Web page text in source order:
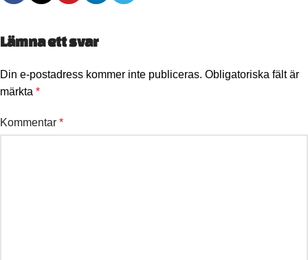
Lämna ett svar
Din e-postadress kommer inte publiceras. Obligatoriska fält är
märkta *
Kommentar *